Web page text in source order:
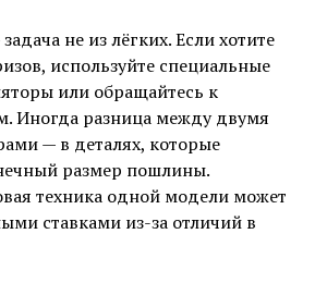
не из лёгких. Если хотите
используйте специальные
или обращайтесь к
Иногда разница между двумя
— в деталях, которые
размер пошлины.
техника одной модели может
ставками из-за отличий в